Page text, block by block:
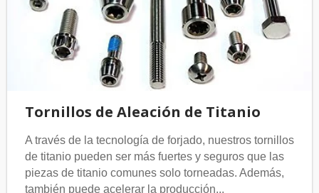
Tornillos de Aleación de Titanio
A través de la tecnología de forjado, nuestros tornillos
de titanio pueden ser más fuertes y seguros que las
piezas de titanio comunes solo torneadas. Además,
también puede acelerar la producción...